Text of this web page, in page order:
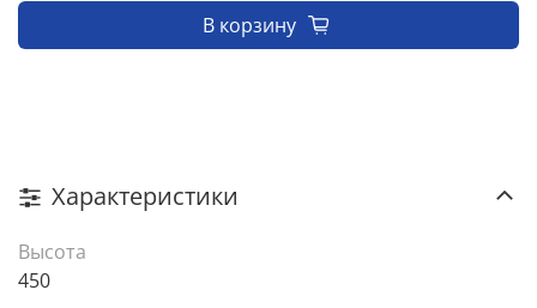
В корзину
Характеристики
Высота
450